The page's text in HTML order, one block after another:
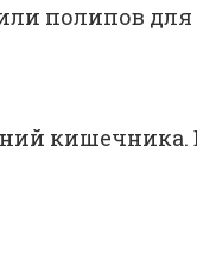
полипов для
кишечника.